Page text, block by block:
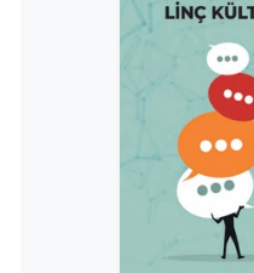
Rize Müftülüğü
Sakarya Müftülüğü
Samsun Müftülüğü
Siirt Müftülüğü
Sinop Müftülüğü